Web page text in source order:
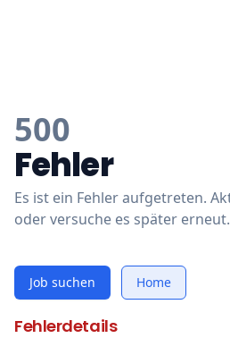
500
Fehler
Es ist ein Fehler aufgetreten.
oder versuche es später erneut.
Job suchen Home
Fehlerdetails